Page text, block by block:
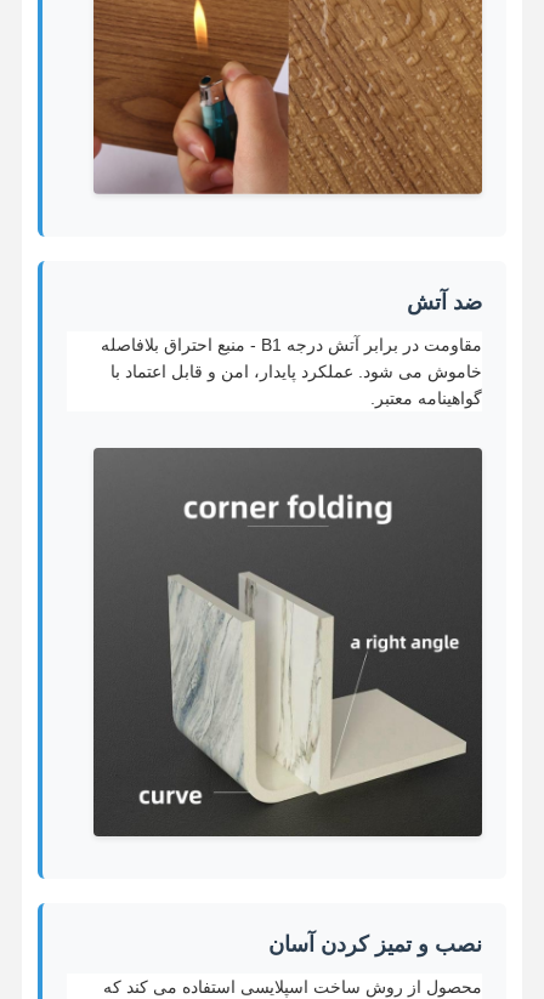
ضد آتش
مقاومت در برابر آتش درجه B1 - منبع احتراق بلافاصله
خاموش می شود. عملکرد پایدار، امن و قابل اعتماد با
گواهینامه معتبر.
نصب و تمیز کردن آسان
محصول از روش ساخت اسپلایسی استفاده می کند که